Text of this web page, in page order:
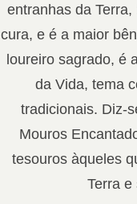
entranhas da
cura, e é a maior
loureiro sagrado, é
da Vida, tema
tradicionais. Diz-
Mouros
tesouros àqueles
Terra